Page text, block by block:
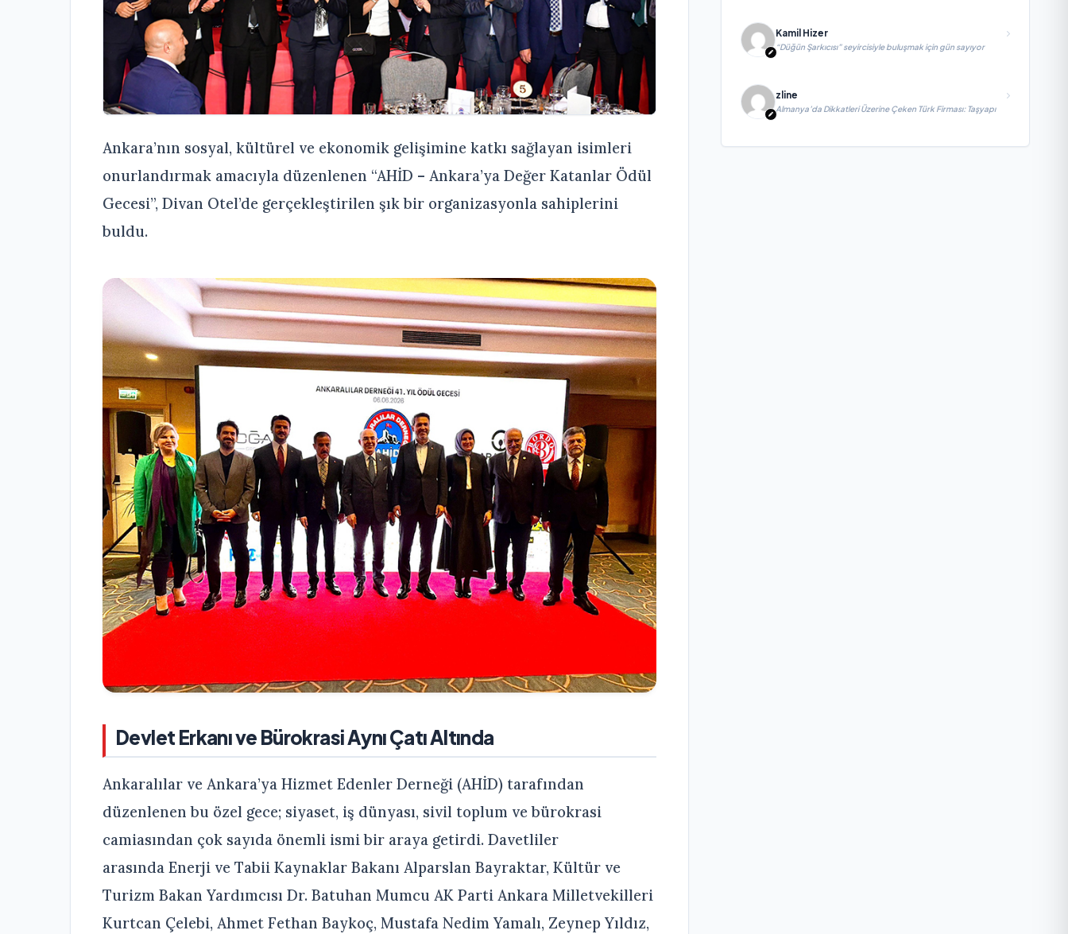
Ankara’nın sosyal, kültürel ve ekonomik gelişimine katkı sağlayan isimleri
onurlandırmak amacıyla düzenlenen “AHİD – Ankara’ya Değer Katanlar Ödül
Gecesi”, Divan Otel’de gerçekleştirilen şık bir organizasyonla sahiplerini
buldu.
Devlet Erkanı ve Bürokrasi Aynı Çatı Altında
Ankaralılar ve Ankara’ya Hizmet Edenler Derneği (AHİD) tarafından
düzenlenen bu özel gece; siyaset, iş dünyası, sivil toplum ve bürokrasi
camiasından çok sayıda önemli ismi bir araya getirdi. Davetliler
arasında Enerji ve Tabii Kaynaklar Bakanı Alparslan Bayraktar, Kültür ve
Turizm Bakan Yardımcısı Dr. Batuhan Mumcu AK Parti Ankara Milletvekilleri
Kurtcan Çelebi, Ahmet Fethan Baykoç, Mustafa Nedim Yamalı, Zeynep Yıldız,
Kamil Hizer
“Düğün Şarkıcısı” seyircisiyle buluşmak için gün sayıyor
zline
Almanya’da Dikkatleri Üzerine Çeken Türk Firması: Taşyapı